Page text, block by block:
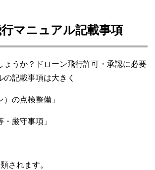
マニュアル記載事項
ょうか？ドローン飛行許可・承認に必要
の記載事項は大きく
）の点検整備」
・厳守事項」
されます。